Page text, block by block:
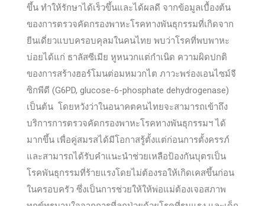
ขึ้น ทำให้รักษาได้เร็วขึ้นและได้ผลดี จากข้อมูลเบื้องต้น
ของการตรวจคัดกรองพาหะโรคทางพันธุกรรมที่เกิดจาก
ยีนเดี่ยวแบบครอบคุลมในคนไทย พบว่าโรคที่พบพาหะ
บ่อยได้แก่ ธาลัสซีเมีย หูหนวกแต่กำเนิด ความผิดปกติ
ของการสร้างฮอร์โมนต่อมหมวกไต ภาวะพร่องเอนไซม์จี
ซิกพีดี (G6PD, glucose-6-phosphate dehydrogenase)
เป็นต้น โดยหวังว่าในอนาคตคนไทยจะสามารถเข้าถึง
บริการการตรวจคัดกรองพาหะโรคทางพันธุกรรมฯ ได้
มากขึ้น เพื่อคู่สมรสได้มีโอกาสรู้ตั้งแต่ก่อนการตั้งครรภ์
และสามารถได้รับคำแนะนำช่วยเหลือป้องกันบุตรเป็น
โรคพันธุกรรมที่ร้ายแรงโดยไม่ต้องรอให้เกิดเคสขึ้นก่อน
ในครอบครัว ซึ่งเป็นการช่วยให้ให้พ่อแม่ต้องเจอสภาพ